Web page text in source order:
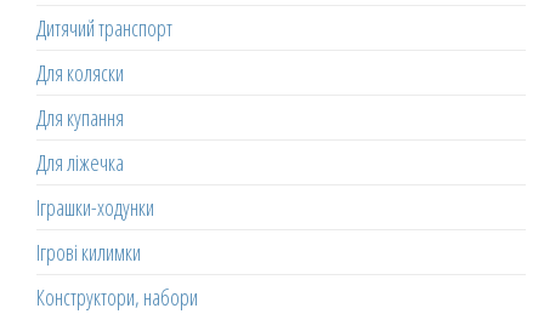
Дитячий транспорт
Для коляски
Для купання
Для ліжечка
Іграшки-ходунки
Ігрові килимки
Конструктори, набори